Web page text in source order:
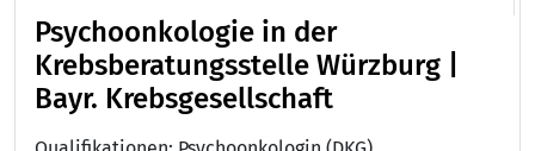
Psychoonkologie in der
Krebsberatungsstelle Würzburg |
Bayr. Krebsgesellschaft